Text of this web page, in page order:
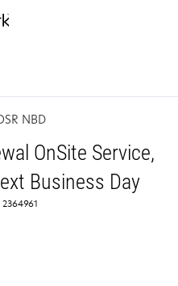
NBD
OnSite Service,
Business Day